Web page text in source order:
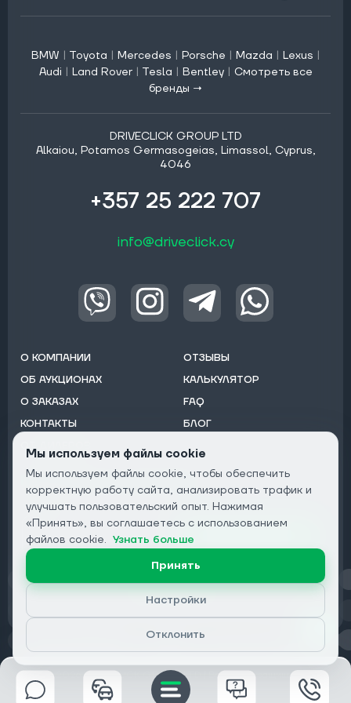
BMW | Toyota | Mercedes | Porsche | Mazda | Lexus |
Audi | Land Rover | Tesla | Bentley | Смотреть все
бренды →
DRIVECLICK GROUP LTD
Alkaiou, Potamos Germasogeias, Limassol, Cyprus,
4046
+357 25 222 707
info@driveclick.cy
О КОМПАНИИ
ОБ АУКЦИОНАХ
О ЗАКАЗАХ
КОНТАКТЫ
ОТЗЫВЫ
КАЛЬКУЛЯТОР
FAQ
БЛОГ
Подписаться на рассылку:
Email
Конфиденциальность
© 2026 DRIVECLICK GROUP LTD | Все права защищены
Мы используем файлы cookie
Мы используем файлы cookie, чтобы обеспечить
корректную работу сайта, анализировать трафик и
улучшать пользовательский опыт. Нажимая
«Принять», вы соглашаетесь с использованием
файлов cookie. Узнать больше
Принять
Настройки
Отклонить